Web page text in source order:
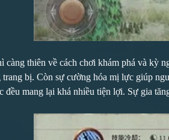
thiên về cách chơi khám phá và kỳ
bị. Còn sự cường hóa mị lực giúp
mang lại khá nhiều tiện lợi. Sự gia